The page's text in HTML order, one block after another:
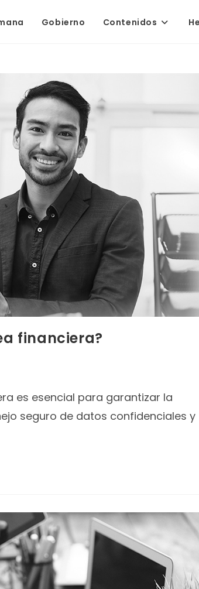
Gobierno Contenidos
financiera?
es esencial para garantizar la
seguro de datos confidenciales y